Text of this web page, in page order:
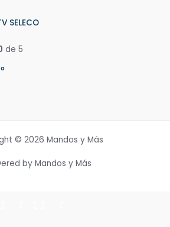
SELECO
de 5
© 2026 Mandos y Más
by Mandos y Más